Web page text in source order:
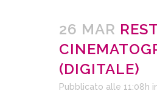
26 MAR
(DIGITALE)
Pubblicato alle 11:08h